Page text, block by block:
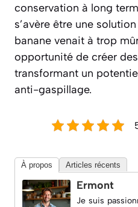
conservation à long
s’avère être une
banane venait à trop
opportunité de créer
transformant un
anti-gaspillage.
À propos Articles récents
Ermont
Je suis